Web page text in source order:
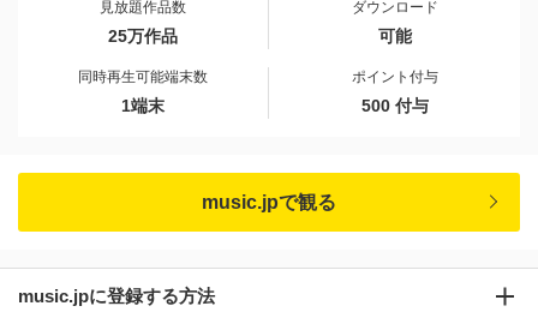
見放題作品数
25万作品
ダウンロード
可能
同時再生可能端末数
1端末
ポイント付与
500 付与
music.jpで観る
music.jpに登録する方法